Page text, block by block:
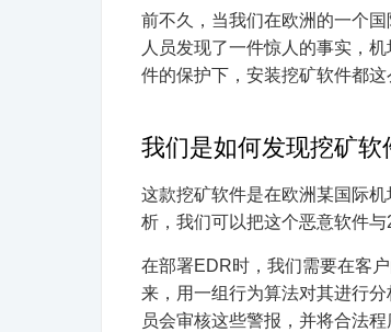
前不久，当我们在欧洲的一个
人员发现了一件惊人的事实，
件的保护下，安装挖矿软件都这
我们是如何发现挖矿软
这款挖矿软件是在欧洲某国际
析，我们可以把这个恶意软件
在部署EDR时，我们需要在客
来，用一组行为算法对其进行
员会审核这些警报，并将合法